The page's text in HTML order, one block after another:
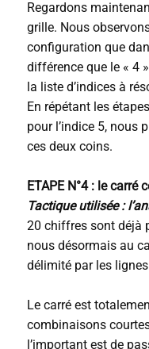
Regardons
grille. Nous
configuration que
différence que le « 4
la liste d’indices à
En répétant les
pour l’indice 5, nous
ces deux coins.
ETAPE N°4 : le carré
Tactique utilisée :
20 chiffres sont déjà
nous désormais au
délimité par les lignes
Le carré est
combinaisons
l’important est de